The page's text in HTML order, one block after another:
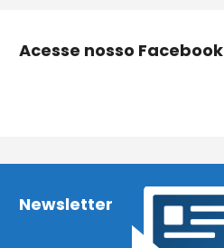
Acesse nosso Facebook
Newsletter